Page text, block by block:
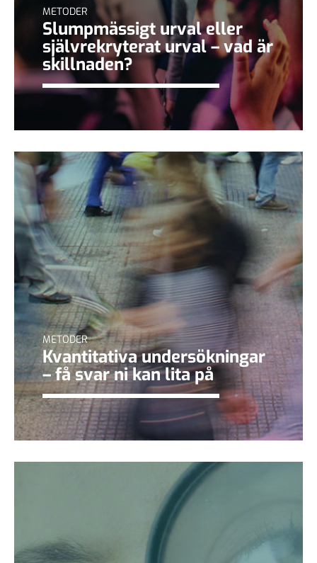
METODER
Slumpmässigt urval eller
självrekryterat urval – vad är
skillnaden?
METODER
Kvantitativa undersökningar
– få svar ni kan lita på